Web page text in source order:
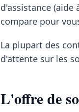
d'assistance (aide
compare pour
La plupart des
d'attente sur les
L'offre de